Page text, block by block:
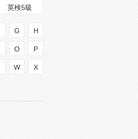
英検5級
G H
O P
W X